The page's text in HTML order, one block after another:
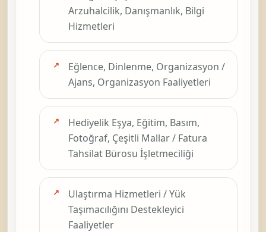
Arzuhalcilik, Danışmanlık, Bilgi
Hizmetleri
Eğlence, Dinlenme, Organizasyon /
Ajans, Organizasyon Faaliyetleri
Hediyelik Eşya, Eğitim, Basım,
Fotoğraf, Çeşitli Mallar / Fatura
Tahsilat Bürosu İşletmeciliği
Ulaştırma Hizmetleri / Yük
Taşımacılığını Destekleyici
Faaliyetler